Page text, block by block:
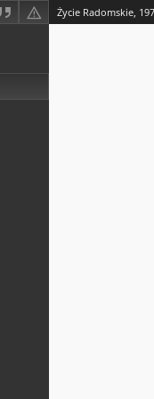
Życie Radomskie,